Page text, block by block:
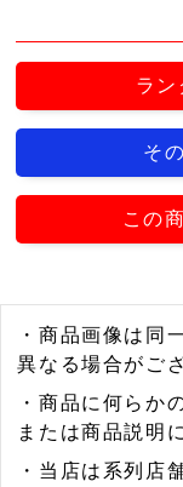
ラ
そ
この
・商品画像は同
異なる場合がご
・商品に何らか
または商品説明
・当店は系列店